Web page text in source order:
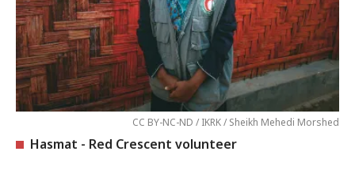
CC BY-NC-ND / IKRK / Sheikh Mehedi Morshed
Hasmat - Red Crescent volunteer